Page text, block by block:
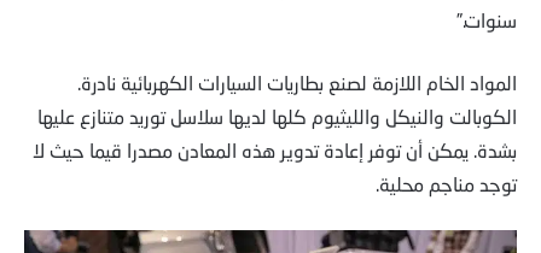
سنوات.”
المواد الخام اللازمة لصنع بطاريات السيارات الكهربائية نادرة.
الكوبالت والنيكل والليثيوم كلها لديها سلاسل توريد متنازع عليها
بشدة. يمكن أن توفر إعادة تدوير هذه المعادن مصدرا قيما حيث لا
توجد مناجم محلية.